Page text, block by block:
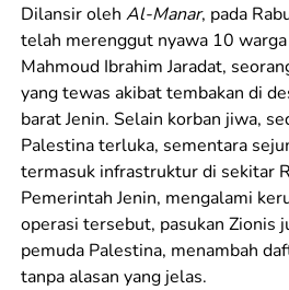
Dilansir oleh Al-Manar, pada
telah merenggut nyawa 10
Mahmoud Ibrahim Jaradat,
yang tewas akibat tembakan di
barat Jenin. Selain korban jiwa,
Palestina terluka, sementara
termasuk infrastruktur di sekitar
Pemerintah Jenin, mengalami
operasi tersebut, pasukan Zionis
pemuda Palestina, menambah
tanpa alasan yang jelas.